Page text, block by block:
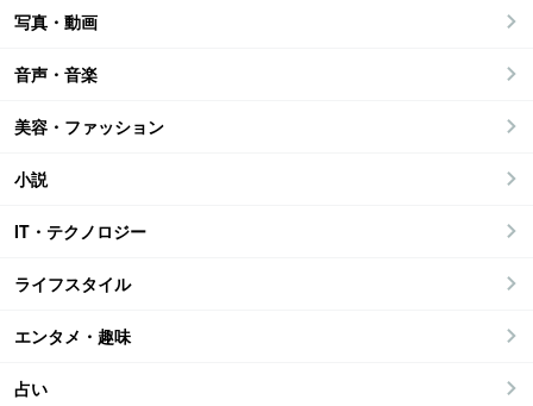
写真・動画
音声・音楽
美容・ファッション
小説
IT・テクノロジー
ライフスタイル
エンタメ・趣味
占い